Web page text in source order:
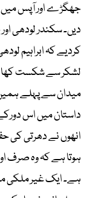
جھگڑے اور آپس میں
دیں۔ سکندر لودھی
کردیے کہ ابراہیم
لشکر سے شکست کھا
میدان سے پہلے ہمیں
داستان میں اس
انھوں نے دھرتی کی
ہوتا ہے کہ وہ صرف
ہے۔ ایک غیر ملکی